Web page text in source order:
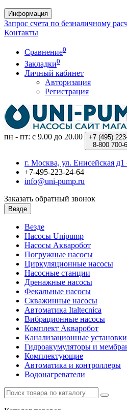
Информация
Запрос счета по безналичному
Контакты
Сравнение0
Закладки0
Личный кабинет
Авторизация
Регистрация
пн - пт: с 9.00 до 20.00 +7 (495)
8-800 700-
г. Москва, ул. Енисейская д1
+7-495-223-24-64
info@uni-pump.ru
Заказать обратный звонок
Везде
Везде
Насосы Unipump
Насосы Акваробот
Погружные насосы
Циркуляционные насосы
Насосные станции
Дренажные насосы
Фекальные насосы
Скважинные насосы
Автоматика Italtecnica
Вибрационные насосы
Комплект Акваробот
Канализационные установки
Гидроакумуляторы и
Комплектующие
Автоматика и контроллеры
Водонагреватели